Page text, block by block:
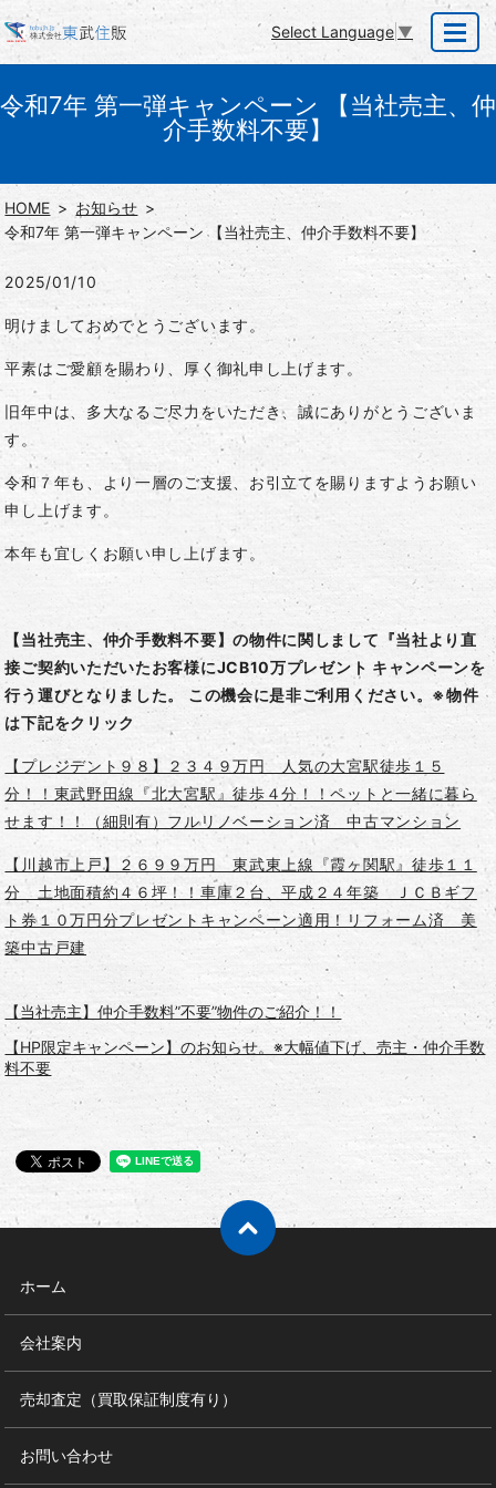
Select Language ▼
MENU
令和7年 第一弾キャンペーン 【当社売主、仲
介手数料不要】
HOME
お知らせ
令和7年 第一弾キャンペーン 【当社売主、仲介手数料不要】
2025/01/10
明けましておめでとうございます。
平素はご愛顧を賜わり、厚く御礼申し上げます。
旧年中は、多大なるご尽力をいただき、誠にありがとうございま
す。
令和７年も、より一層のご支援、お引立てを賜りますようお願い
申し上げます。
本年も宜しくお願い申し上げます。
【当社売主、仲介手数料不要】の物件に関しまして『当社より直
接ご契約いただいたお客様にJCB10万プレゼント キャンペーンを
行う運びとなりました。 この機会に是非ご利用ください。※物件
は下記をクリック
【プレジデント９８】２３４９万円 人気の大宮駅徒歩１５
分！！東武野田線『北大宮駅』徒歩４分！！ペットと一緒に暮ら
せます！！（細則有）フルリノベーション済 中古マンション
【川越市上戸】２６９９万円 東武東上線『霞ヶ関駅』徒歩１１
分 土地面積約４６坪！！車庫２台、平成２４年築 ＪＣＢギフ
ト券１０万円分プレゼントキャンペーン適用！リフォーム済 美
築中古戸建
【当社売主】仲介手数料”不要”物件のご紹介！！
【HP限定キャンペーン】のお知らせ。※大幅値下げ、売主・仲介手数
料不要
ホーム
会社案内
売却査定（買取保証制度有り）
お問い合わせ